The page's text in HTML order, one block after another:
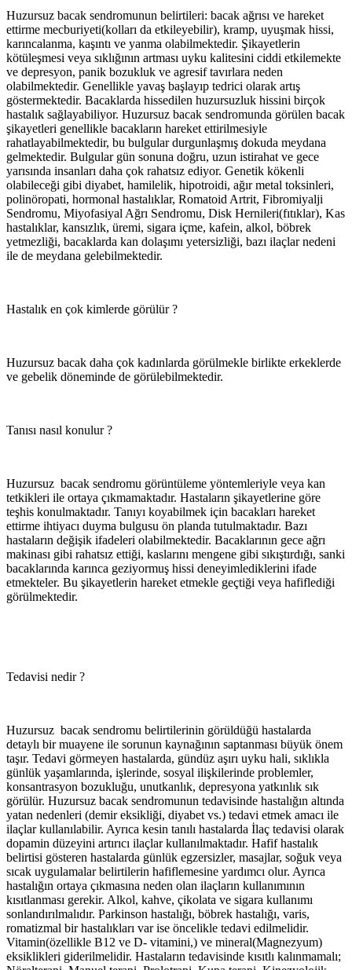
Huzursuz bacak sendromunun belirtileri: bacak ağrısı ve hareket
ettirme mecburiyeti(kolları da etkileyebilir), kramp, uyuşmak hissi,
karıncalanma, kaşıntı ve yanma olabilmektedir. Şikayetlerin
kötüleşmesi veya sıklığının artması uyku kalitesini ciddi etkilemekte
ve depresyon, panik bozukluk ve agresif tavırlara neden
olabilmektedir. Genellikle yavaş başlayıp tedrici olarak artış
göstermektedir. Bacaklarda hissedilen huzursuzluk hissini birçok
hastalık sağlayabiliyor. Huzursuz bacak sendromunda görülen bacak
şikayetleri genellikle bacakların hareket ettirilmesiyle
rahatlayabilmektedir, bu bulgular durgunlaşmış dokuda meydana
gelmektedir. Bulgular gün sonuna doğru, uzun istirahat ve gece
yarısında insanları daha çok rahatsız ediyor. Genetik kökenli
olabileceği gibi diyabet, hamilelik, hipotroidi, ağır metal toksinleri,
polinöropati, hormonal hastalıklar, Romatoid Artrit, Fibromiyalji
Sendromu, Miyofasiyal Ağrı Sendromu, Disk Hernileri(fıtıklar), Kas
hastalıklar, kansızlık, üremi, sigara içme, kafein, alkol, böbrek
yetmezliği, bacaklarda kan dolaşımı yetersizliği, bazı ilaçlar nedeni
ile de meydana gelebilmektedir.
Hastalık en çok kimlerde görülür ?
Huzursuz bacak daha çok kadınlarda görülmekle birlikte erkeklerde
ve gebelik döneminde de görülebilmektedir.
Tanısı nasıl konulur ?
Huzursuz bacak sendromu görüntüleme yöntemleriyle veya kan
tetkikleri ile ortaya çıkmamaktadır. Hastaların şikayetlerine göre
teşhis konulmaktadır. Tanıyı koyabilmek için bacakları hareket
ettirme ihtiyacı duyma bulgusu ön planda tutulmaktadır. Bazı
hastaların değişik ifadeleri olabilmektedir. Bacaklarının gece ağrı
makinası gibi rahatsız ettiği, kaslarını mengene gibi sıkıştırdığı, sanki
bacaklarında karınca geziyormuş hissi deneyimlediklerini ifade
etmekteler. Bu şikayetlerin hareket etmekle geçtiği veya hafiflediği
görülmektedir.
Tedavisi nedir ?
Huzursuz bacak sendromu belirtilerinin görüldüğü hastalarda
detaylı bir muayene ile sorunun kaynağının saptanması büyük önem
taşır. Tedavi görmeyen hastalarda, gündüz aşırı uyku hali, sıklıkla
günlük yaşamlarında, işlerinde, sosyal ilişkilerinde problemler,
konsantrasyon bozukluğu, unutkanlık, depresyona yatkınlık sık
görülür. Huzursuz bacak sendromunun tedavisinde hastalığın altında
yatan nedenleri (demir eksikliği, diyabet vs.) tedavi etmek amacı ile
ilaçlar kullanılabilir. Ayrıca kesin tanılı hastalarda İlaç tedavisi olarak
dopamin düzeyini artırıcı ilaçlar kullanılmaktadır. Hafif hastalık
belirtisi gösteren hastalarda günlük egzersizler, masajlar, soğuk veya
sıcak uygulamalar belirtilerin hafiflemesine yardımcı olur. Ayrıca
hastalığın ortaya çıkmasına neden olan ilaçların kullanımının
kısıtlanması gerekir. Alkol, kahve, çikolata ve sigara kullanımı
sonlandırılmalıdır. Parkinson hastalığı, böbrek hastalığı, varis,
romatizmal bir hastalıkları var ise öncelikle tedavi edilmelidir.
Vitamin(özellikle B12 ve D- vitamini,) ve mineral(Magnezyum)
eksiklikleri giderilmelidir. Hastaların tedavisinde kısıtlı kalınmamalı;